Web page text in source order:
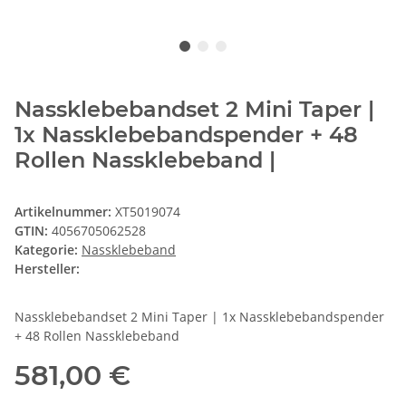
Nassklebebandset 2 Mini Taper |
1x Nassklebebandspender + 48
Rollen Nassklebeband |
Artikelnummer: XT5019074
GTIN: 4056705062528
Kategorie: Nassklebeband
Hersteller:
Nassklebebandset 2 Mini Taper | 1x Nassklebebandspender
+ 48 Rollen Nassklebeband
581,00 €